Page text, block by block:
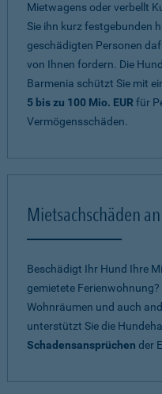
Mietwagens oder verbellt
Sie ihn kurz festgebunden
geschädigten Personen
von Ihnen fordern. Die
Barmenia schützt Sie mit
5 bis zu 100 Mio. EURfür
Vermögensschäden.
Mietsachschäden
Beschädigt Ihr Hund Ihre
gemietete
Wohnräumen und auch
unterstützt Sie die
Schadensansprüchen der